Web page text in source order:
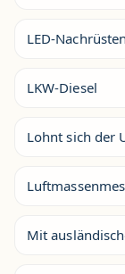
LED-Nachrüsten
LKW-Diesel
Lohnt sich der
Mit